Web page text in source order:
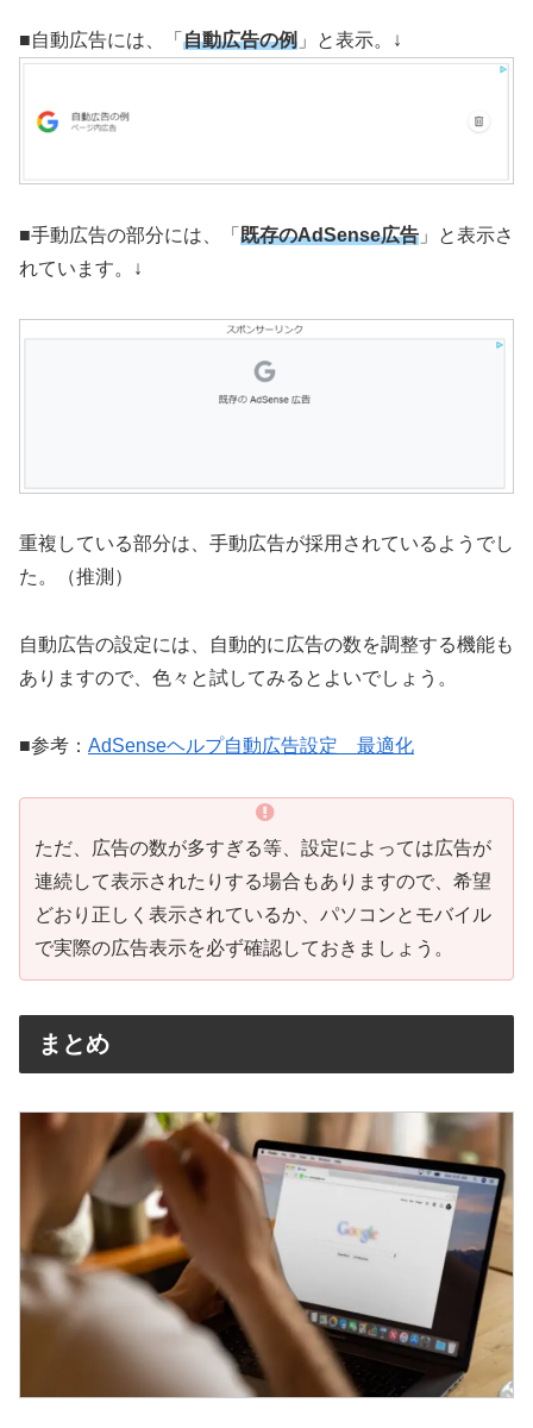
■自動広告には、「 自動広告の例 」と表示。↓
■手動広告の部分には、「 既存のAdSense広告 」と表示さ
れています。↓
重複している部分は、手動広告が採用されているようでし
た。（推測）
自動広告の設定には、自動的に広告の数を調整する機能も
ありますので、色々と試してみるとよいでしょう。
■参考： AdSenseヘルプ自動広告設定 最適化
ただ、広告の数が多すぎる等、設定によっては広告が
連続して表示されたりする場合もありますので、希望
どおり正しく表示されているか、パソコンとモバイル
で実際の広告表示を必ず確認しておきましょう。
まとめ